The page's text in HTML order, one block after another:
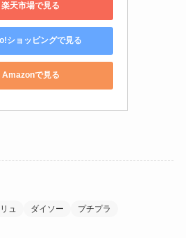
楽天市場で見る
ショッピングで見る
Amazonで見る
ュ ダイソー プチプラ